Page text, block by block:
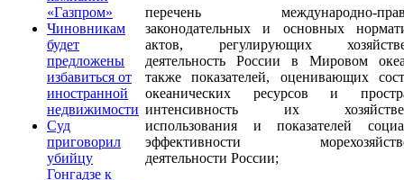
«Газпром»
Чиновникам
будет
предложены
избавиться от
иностранной
недвижимости
Суд
приговорил
убийцу
Гонгадзе к
перечень международно-
законодательных и основных
актов, регулирующих
деятельность России в Мировом
также показателей, оценивающих
океанических ресурсов и
интенсивность их
использования и показателей
эффективности
деятельности России;